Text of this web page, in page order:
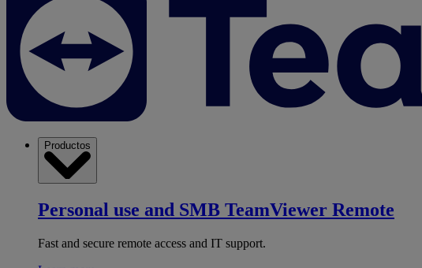
Productos
Personal use and SMB TeamViewer Remote
Fast and secure remote access and IT support.